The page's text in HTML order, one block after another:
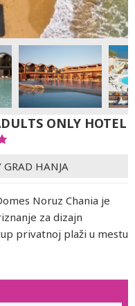
ONLY HOTEL
GRAD HANJA
Noruz Chania je
za dizajn
privatnoj plaži u mestu